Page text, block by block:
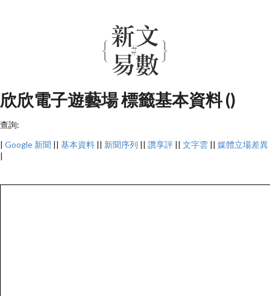
欣欣電子遊藝場 標籤基本資料 ()
查詢:
| Google 新聞 || 基本資料 || 新聞序列 || 讚享評 || 文字雲 || 媒體立場差異
|